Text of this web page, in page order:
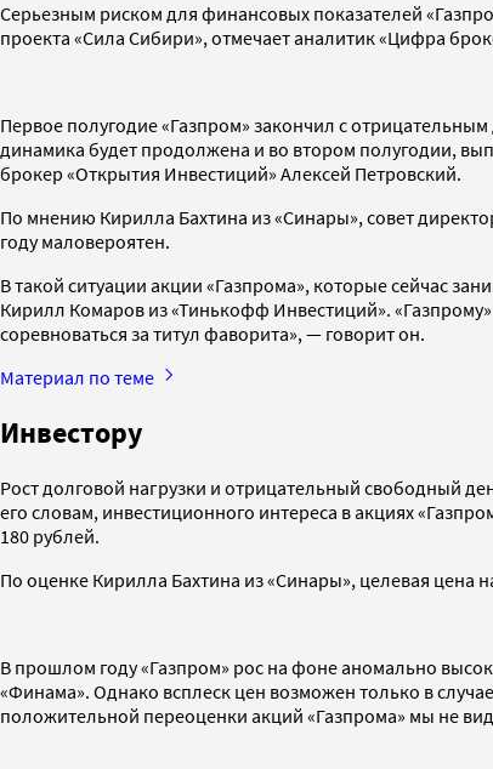
Серьезным риском для финансовых показателей
проекта «Сила Сибири», отмечает аналитик «Цифра
Первое полугодие «Газпром» закончил с
динамика будет продолжена и во втором полугодии,
брокер «Открытия Инвестиций» Алексей Петровский.
По мнению Кирилла Бахтина из «Синары», совет
году маловероятен.
В такой ситуации акции «Газпрома», которые сейчас
Кирилл Комаров из «Тинькофф Инвестиций».
соревноваться за титул фаворита», — говорит он.
Материал по теме
Инвестору
Рост долговой нагрузки и отрицательный свободный
его словам, инвестиционного интереса в акциях
180 рублей.
По оценке Кирилла Бахтина из «Синары», целевая цена
В прошлом году «Газпром» рос на фоне аномально
«Финама». Однако всплеск цен возможен только в
положительной переоценки акций «Газпрома» мы не